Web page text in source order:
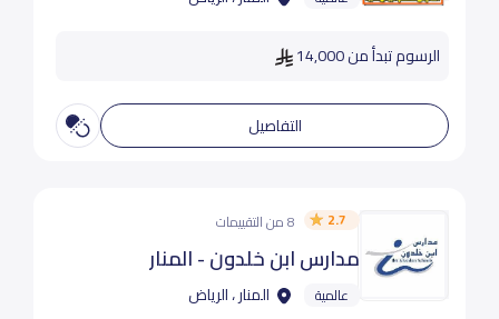
الرسوم تبدأ من 14,000
التفاصيل
2.7 8 من التقييمات
مدارس ابن خلدون - المنار
عالمية المنار ، الرياض